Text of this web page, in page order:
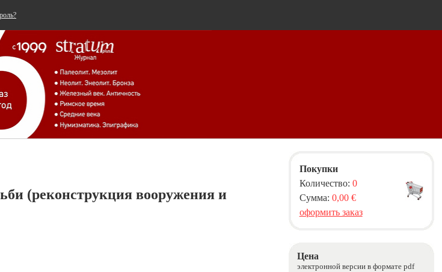
(реконструкция вооружения и
Покупки
Количество: 0
Сумма: 0,00 €
оформить заказ
Цена
электронной версии в формате pdf